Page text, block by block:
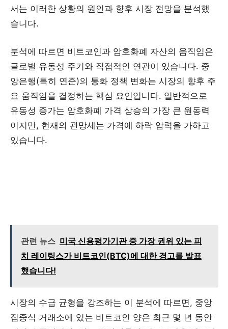
서는 이러한 상황의 원인과 향후 시장 전망을 분석했
습니다.
분석에 따르면 비트코인과 암호화폐 자산의 움직임은
글로벌 유동성 주기와 직접적인 연관이 있습니다. 중
앙은행(특히 연준)의 통화 정책 변화는 시장의 향후 주
요 움직임을 결정하는 핵심 요인입니다. 일반적으로
유동성 증가는 암호화폐 가격 상승의 가장 큰 원동력
이지만, 현재의 관망세는 가격에 하락 압력을 가하고
있습니다.
관련 뉴스 미국 신용평가기관 중 가장 권위 있는 피
치 레이팅스가 비트코인(BTC)에 대한 경고를 발표
했습니다!
시장의 수급 균형을 강조하는 이 분석에 따르면, 중앙
집중식 거래소에 있는 비트코인 양은 최근 몇 년 동안